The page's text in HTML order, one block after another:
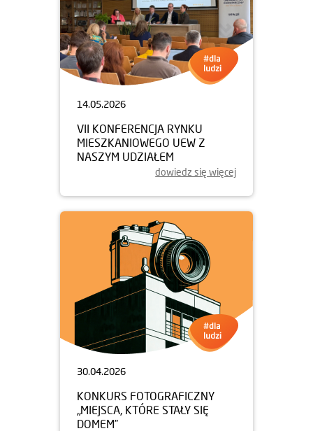
14.05.2026
VII KONFERENCJA RYNKU
MIESZKANIOWEGO UEW Z
NASZYM UDZIAŁEM
dowiedz się więcej
30.04.2026
KONKURS FOTOGRAFICZNY
„MIEJSCA, KTÓRE STAŁY SIĘ
DOMEM”